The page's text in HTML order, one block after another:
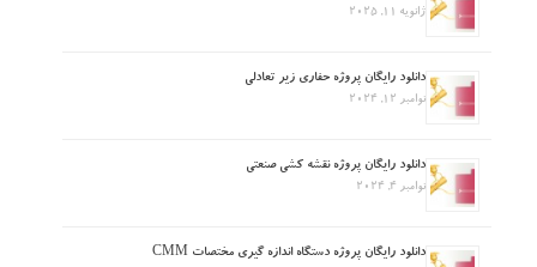
ژانویه 11, 2025
دانلود رایگان پروژه حفاری زیر تعادلی
نوامبر 12, 2024
دانلود رایگان پروژه نقشه کشی صنعتی
نوامبر 4, 2024
دانلود رایگان پروژه دستگاه اندازه گیری مختصات CMM